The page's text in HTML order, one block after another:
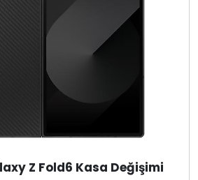
Z Fold6 Kasa Değişimi